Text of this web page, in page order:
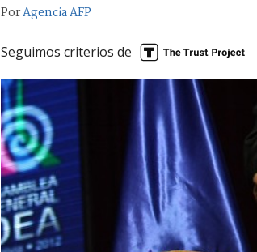
PorAgencia AFP
Seguimos criterios de